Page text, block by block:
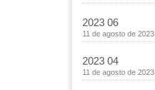
2023 06
11 de agosto de 2023
2023 04
11 de agosto de 2023